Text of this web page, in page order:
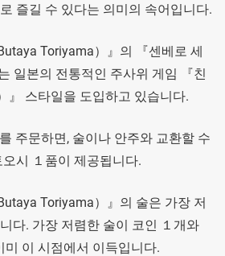
즐길 수 있다는 의미의 속어입니다.
Toriyama）』의 『센베로 세
일본의 전통적인 주사위 게임 『친
』 스타일을 도입하고 있습니다.
주문하면, 술이나 안주와 교환할 수
시 １품이 제공됩니다.
Toriyama）』의 술은 가장 저
다. 가장 저렴한 술이 코인 １개와
미 이 시점에서 이득입니다.